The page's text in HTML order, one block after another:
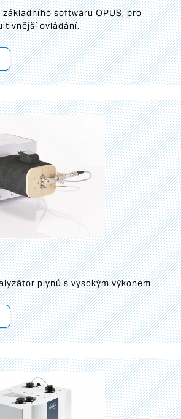
softwaru OPUS, pro
ovládání.
plynů s vysokým výkonem